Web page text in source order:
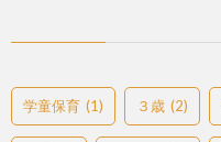
学童保育 (1) ３歳 (2)